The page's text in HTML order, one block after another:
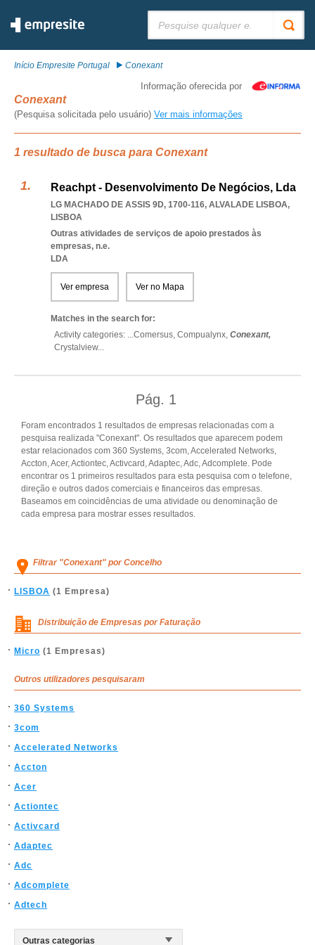
Início Empresite Portugal Conexant
Informação oferecida por
Conexant
(Pesquisa solicitada pelo usuário) Ver mais informações
1 resultado de busca para Conexant
Reachpt - Desenvolvimento De Negócios, Lda
LG MACHADO DE ASSIS 9D, 1700-116, ALVALADE LISBOA,
LISBOA
Outras atividades de serviços de apoio prestados às
empresas, n.e.
LDA
Ver empresa Ver no Mapa
Matches in the search for:
Activity categories: ...Comersus, Compualynx, Conexant,
Crystalview...
Pág. 1
Foram encontrados 1 resultados de empresas relacionadas com a
pesquisa realizada "Conexant". Os resultados que aparecem podem
estar relacionados com 360 Systems, 3com, Accelerated Networks,
Accton, Acer, Actiontec, Activcard, Adaptec, Adc, Adcomplete. Pode
encontrar os 1 primeiros resultados para esta pesquisa com o telefone,
direção e outros dados comerciais e financeiros das empresas.
Baseamos em coincidências de uma atividade ou denominação de
cada empresa para mostrar esses resultados.
Filtrar "Conexant" por Concelho
LISBOA (1 Empresa)
Distribuição de Empresas por Faturação
Micro (1 Empresas)
Outros utilizadores pesquisaram
360 Systems
3com
Accelerated Networks
Accton
Acer
Actiontec
Activcard
Adaptec
Adc
Adcomplete
Adtech